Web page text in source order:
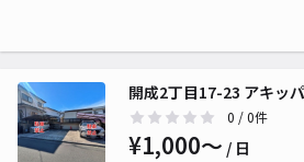
開成2丁目17-23 アキッ
0 / 0件
¥1,000〜 / 日